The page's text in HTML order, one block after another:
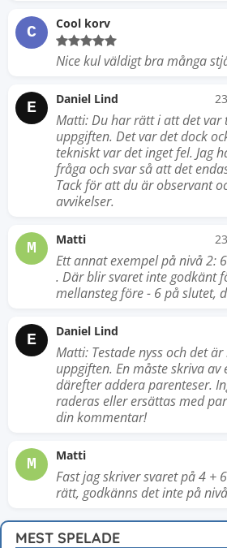
C Cool korv
Nice kul väldigt bra många
E Daniel Lind
Matti: Du har rätt i att det var
uppgiften. Det var det dock
tekniskt var det inget fel. Jag
fråga och svar så att det
Tack för att du är observant
avvikelser.
M Matti
Ett annat exempel på nivå 2:
. Där blir svaret inte godkänt
mellansteg före - 6 på slutet,
E Daniel Lind
Matti: Testade nyss och det
uppgiften. En måste skriva
därefter addera parenteser.
raderas eller ersättas med
din kommentar!
M Matti
Fast jag skriver svaret på 4 +
rätt, godkänns det inte på
MEST SPELADE